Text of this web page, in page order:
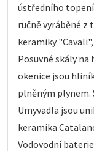
ústředního
ručně vyráběné z
keramiky
Posuvné skály
okenice jsou
plněným plynem.
Umyvadla jsou
keramika
Vodovodní